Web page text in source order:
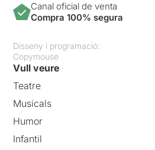
Canal oficial de venta
Compra 100% segura
Disseny i programació:
Copymouse
Vull veure
Teatre
Musicals
Humor
Infantil